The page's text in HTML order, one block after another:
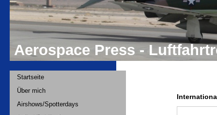
Aerospace Press -
Startseite
Über mich
Airshows/Spotterdays